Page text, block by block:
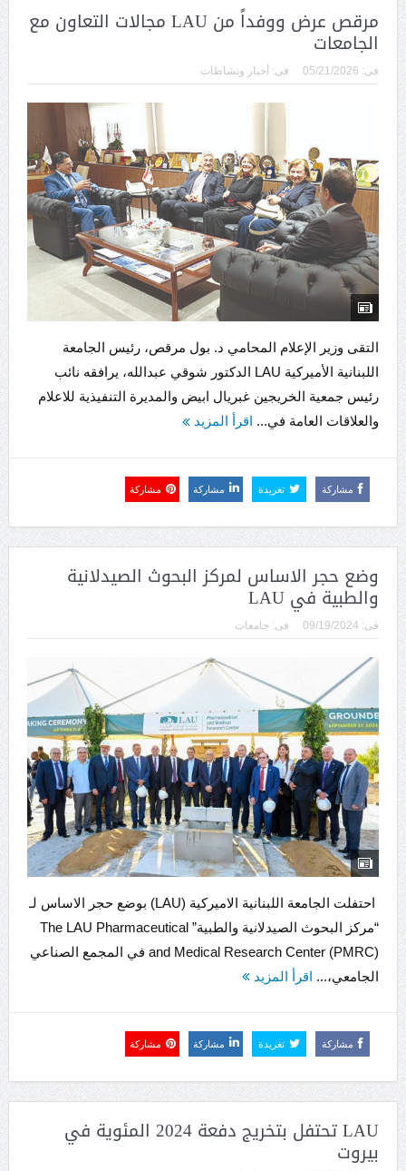
مرقص عرض ووفداً من LAU مجالات التعاون مع
الجامعات
فى: 05/21/2026 فى: أخبار ونشاطات
التقى وزير الإعلام المحامي د. بول مرقص، رئيس الجامعة
اللبنانية الأميركية LAU الدكتور شوقي عبدالله، يرافقه نائب
رئيس جمعية الخريجين غبريال ابيض والمديرة التنفيذية للاعلام
والعلاقات العامة في... اقرأ المزيد
مشاركة تغريدة مشاركة مشاركة
وضع حجر الاساس لمركز البحوث الصيدلانية
والطبية في LAU
فى: 09/19/2024 فى: جامعات
احتفلت الجامعة اللبنانية الاميركية (LAU) بوضع حجر الاساس لـ
“مركز البحوث الصيدلانية والطبية” The LAU Pharmaceutical
and Medical Research Center (PMRC) في المجمع الصناعي
الجامعي،... اقرأ المزيد
مشاركة تغريدة مشاركة مشاركة
LAU تحتفل بتخريج دفعة 2024 المئوية في
بيروت